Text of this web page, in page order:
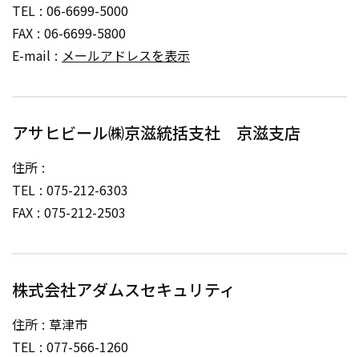
TEL 06-6699-5000
FAX 06-6699-5800
E-mail
メールアドレスを表示
アサヒビール㈱京滋統括支社 京滋支店
住所
TEL 075-212-6303
FAX 075-212-2503
株式会社アダムスセキュリティ
住所
草津市
TEL 077-566-1260